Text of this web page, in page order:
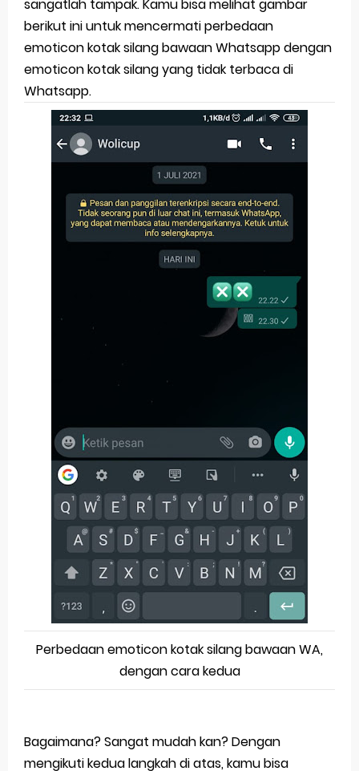
sangatlah tampak. Kamu bisa melihat gambar
berikut ini untuk mencermati perbedaan
emoticon kotak silang bawaan Whatsapp dengan
emoticon kotak silang yang tidak terbaca di
Whatsapp.
Perbedaan emoticon kotak silang bawaan WA,
dengan cara kedua
Bagaimana? Sangat mudah kan? Dengan
mengikuti kedua langkah di atas, kamu bisa